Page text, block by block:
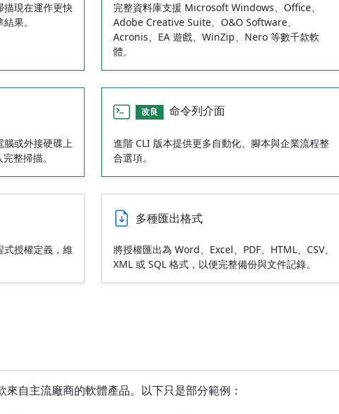
描現在運作更快
果。
完整資料庫支援 Microsoft Windows、Office、
Adobe Creative Suite、O&O Software、
Acronis、EA 遊戲、WinZip、Nero 等數千款軟
體。
腦或外接硬碟上
整掃描。
改良 命令列介面
進階 CLI 版本提供更多自動化、腳本與企業流程整
合選項。
式授權定義，維
多種匯出格式
將授權匯出為 Word、Excel、PDF、HTML、CSV、
XML 或 SQL 格式，以便完整備份與文件記錄。
自主流廠商的軟體產品。以下只是部分範例：